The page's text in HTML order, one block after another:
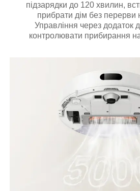
підзарядки до 120 хвилин,
прибрати дім без перерви
Управління через додаток
контролювати прибирання